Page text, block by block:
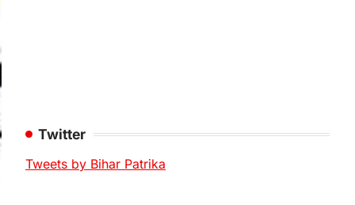
Twitter
Tweets by Bihar Patrika